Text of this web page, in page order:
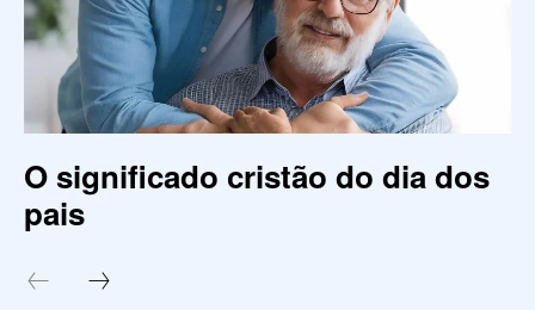
O significado cristão do dia dos
pais